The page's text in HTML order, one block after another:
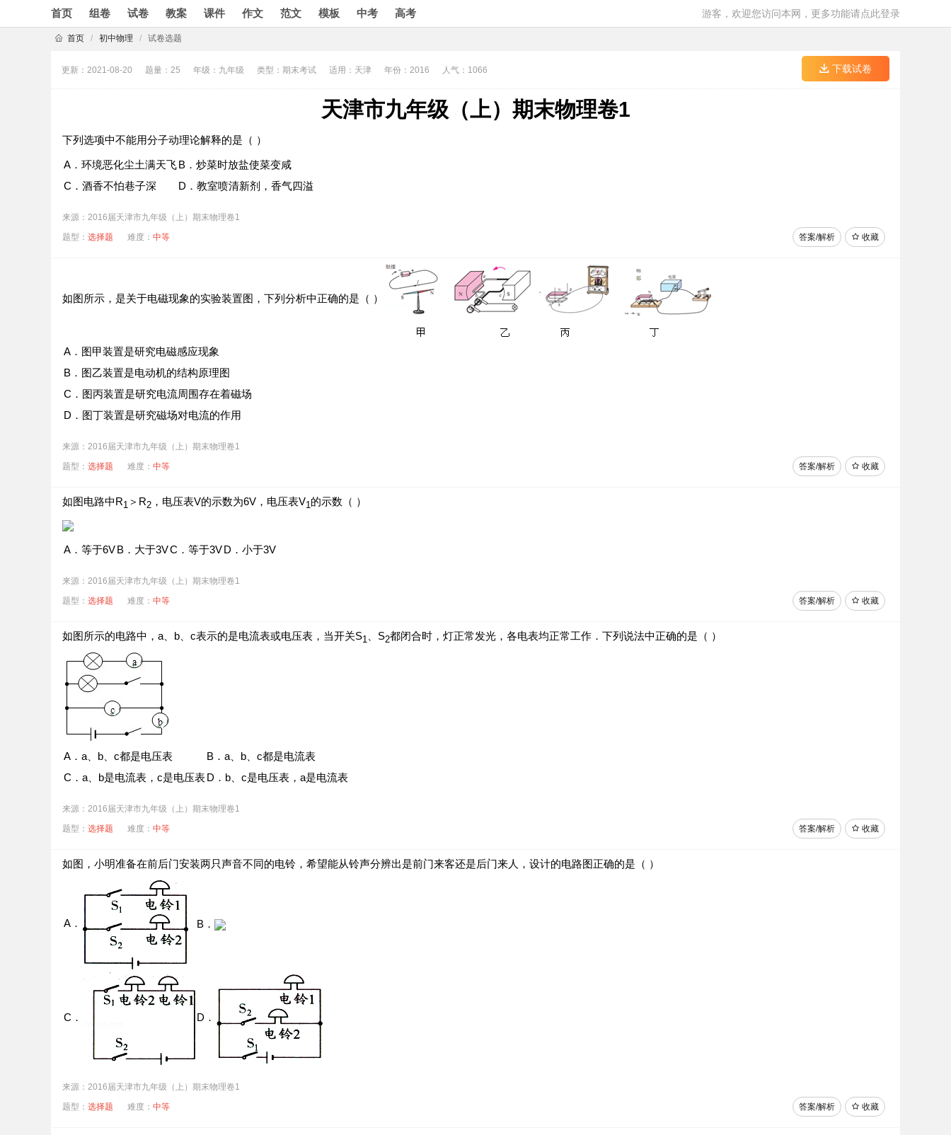
首页 组卷 试卷 教案 课件 作文 范文 模板 中考 高考 游客，欢迎您访问本网，更多功能请点此登录
首页 / 初中物理 / 试卷选题
更新：2021-08-20 题量：25 年级：九年级 类型：期末考试 适用：天津 年份：2016 人气：1066 下载试卷
天津市九年级（上）期末物理卷1
下列选项中不能用分子动理论解释的是（ ）
A．环境恶化尘土满天飞B．炒菜时放盐使菜变咸
C．酒香不怕巷子深
D．教室喷清新剂，香气四溢
来源：2016届天津市九年级（上）期末物理卷1
题型： 选择题 难度： 中等 收藏
答案/解析
如图所示，是关于电磁现象的实验装置图，下列分析中正确的是（ ）
A．图甲装置是研究电磁感应现象
B．图乙装置是电动机的结构原理图
C．图丙装置是研究电流周围存在着磁场
D．图丁装置是研究磁场对电流的作用
来源：2016届天津市九年级（上）期末物理卷1
题型： 选择题 难度： 中等 收藏
答案/解析
如图电路中R1 ＞R2 ，电压表V的示数为6V，电压表V1的示数（ ）
A．等于6VB．大于3VC．等于3VD．小于3V
来源：2016届天津市九年级（上）期末物理卷1
题型： 选择题 难度： 中等 收藏
答案/解析
如图所示的电路中，a、b、c表示的是电流表或电压表，当开关S1 、S2都闭合时，灯正常发光，各电表均正常工作．下列说法中正确的是（ ）
A．a、b、c都是电压表
B．a、b、c都是电流表
C．a、b是电流表，c是电压表D．b、c是电压表，a是电流表
来源：2016届天津市九年级（上）期末物理卷1
题型： 选择题 难度： 中等 收藏
答案/解析
如图，小明准备在前后门安装两只声音不同的电铃，希望能从铃声分辨出是前门来客还是后门来人，设计的电路图正确的是（ ）
A． B．
C． D．
来源：2016届天津市九年级（上）期末物理卷1
题型： 选择题 难度： 中等 收藏
答案/解析